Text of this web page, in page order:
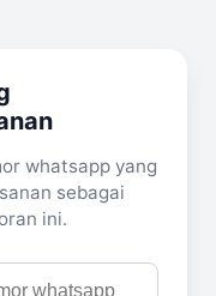
whatsapp yang
sebagai
ini.